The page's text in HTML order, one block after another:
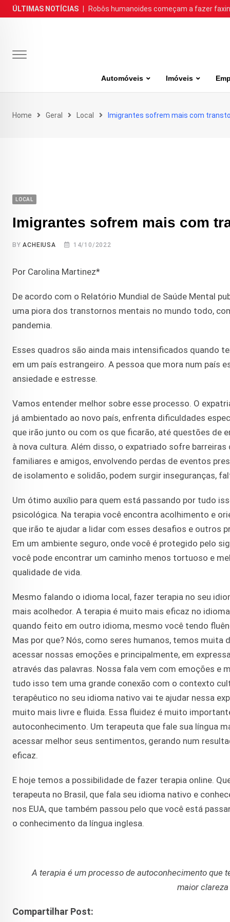
Skip
to
ÚLTIMAS NOTÍCIAS Robôs humanoides começam a fazer
Automóveis Imóveis
Home Geral Local Imigrantes sofrem mais com
LOCAL
Imigrantes sofrem mais com
BYACHEIUSA 14/10/2022
Por Carolina Martinez*
De acordo com o Relatório Mundial de Saúde Mental
uma piora dos transtornos mentais no mundo todo,
pandemia.
Esses quadros são ainda mais intensificados quando
em um país estrangeiro. A pessoa que mora num país
ansiedade e estresse.
Vamos entender melhor sobre esse processo. O
já ambientado ao novo país, enfrenta dificuldades
que irão junto ou com os que ficarão, até questões de
à nova cultura. Além disso, o expatriado sofre
familiares e amigos, envolvendo perdas de eventos
de isolamento e solidão, podem surgir inseguranças,
Um ótimo auxílio para quem está passando por tudo
psicológica. Na terapia você encontra acolhimento e
que irão te ajudar a lidar com esses desafios e outros
Em um ambiente seguro, onde você é protegido pelo
você pode encontrar um caminho menos tortuoso e
qualidade de vida.
Mesmo falando o idioma local, fazer terapia no seu
mais acolhedor. A terapia é muito mais eficaz no
quando feito em outro idioma, mesmo você tendo
Mas por que? Nós, como seres humanos, temos muita
acessar nossas emoções e principalmente, em
através das palavras. Nossa fala vem com emoções e
tudo isso tem uma grande conexão com o contexto
terapêutico no seu idioma nativo vai te ajudar nessa
muito mais livre e fluida. Essa fluidez é muito
autoconhecimento. Um terapeuta que fale sua língua
acessar melhor seus sentimentos, gerando num
eficaz.
E hoje temos a possibilidade de fazer terapia online.
terapeuta no Brasil, que fala seu idioma nativo e
nos EUA, que também passou pelo que você está
o conhecimento da língua inglesa.
A terapia é um processo de autoconhecimento que
maior
Compartilhar Post: